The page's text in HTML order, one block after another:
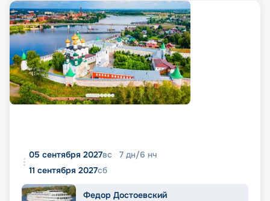
05 сентября 2027вс 7 дн/6 нч
11 сентября 2027сб
Федор Достоевский